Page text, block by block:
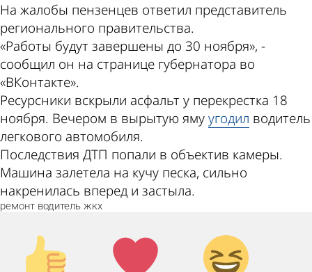
На жалобы пензенцев ответил представитель
регионального правительства.
«Работы будут завершены до 30 ноября», -
сообщил он на странице губернатора во
«ВКонтакте».
Ресурсники вскрыли асфальт у перекрестка 18
ноября. Вечером в вырытую ямуугодил водитель
легкового автомобиля.
Последствия ДТП попали в объектив камеры.
Машина залетела на кучу песка, сильно
накренилась вперед и застыла.
ремонт водитель жкх
Палец
вверх!
Лайк!
Дикий
смех!